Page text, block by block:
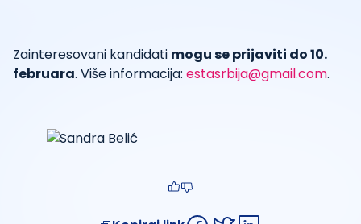
Zainteresovani kandidati mogu se prijaviti do 10.
februara. Više informacija: estasrbija@gmail.com.